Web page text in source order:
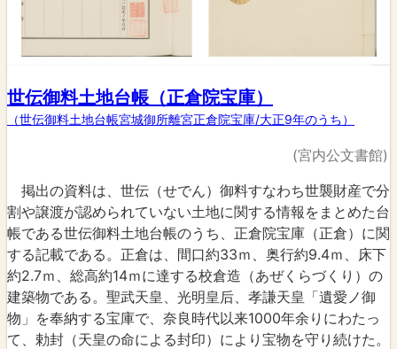
世伝御料土地台帳（正倉院宝庫）
（世伝御料土地台帳宮城御所離宮正倉院宝庫/大正9年のうち）
(宮内公文書館)
掲出の資料は、世伝（せでん）御料すなわち世襲財産で分
割や譲渡が認められていない土地に関する情報をまとめた台
帳である世伝御料土地台帳のうち、正倉院宝庫（正倉）に関
する記載である。正倉は、間口約33ｍ、奥行約9.4ｍ、床下
約2.7ｍ、総高約14ｍに達する校倉造（あぜくらづくり）の
建築物である。聖武天皇、光明皇后、孝謙天皇「遺愛ノ御
物」を奉納する宝庫で、奈良時代以来1000年余りにわたっ
て、勅封（天皇の命による封印）により宝物を守り続けた。